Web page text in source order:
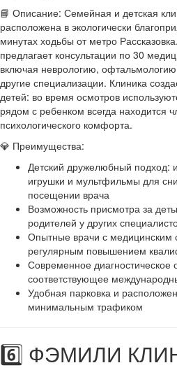
📘 Описание: Семейная и детская
расположена в экологически
минутах ходьбы от метро
предлагает консультации по 30
включая неврологию,
другие специализации. Клиника
детей: во время осмотров
рядом с ребенком всегда находится
психологического комфорта.
💎 Преимущества:
Детский дружелюбный подход:
игрушки и мультфильмы для
посещении врача
Возможность присмотра за
родителей у других
Опытные врачи с медицинским
регулярным повышением
Современное диагностическое
соответствующее
Удобная парковка и
минимальным трафиком
6️⃣ ФЭМИЛИ